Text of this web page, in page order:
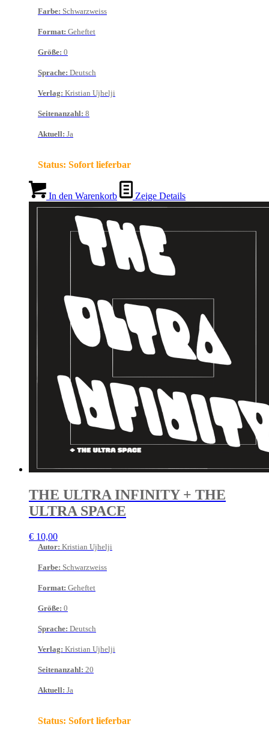
Farbe: Schwarzweiss
Format: Geheftet
Größe: 0
Sprache: Deutsch
Verlag: Kristian Ujhelji
Seitenanzahl: 8
Aktuell: Ja
Status: Sofort lieferbar
In den Warenkorb Zeige Details
THE ULTRA INFINITY + THE
ULTRA SPACE
€ 10,00
Autor: Kristian Ujhelji
Farbe: Schwarzweiss
Format: Geheftet
Größe: 0
Sprache: Deutsch
Verlag: Kristian Ujhelji
Seitenanzahl: 20
Aktuell: Ja
Status: Sofort lieferbar